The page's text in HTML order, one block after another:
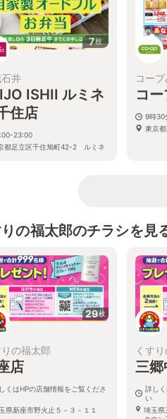
7枚
井
ISHII ルミネ
住店
23:00
都足立区千住旭町42-2 ルミネ
コー
コ
9時30
東京
りの福太郎のチラシを見
29枚
りの福太郎
店
くはHPの店舗情報をご覧くださ
県新座市野火止５－３－１１
くす
三
詳し
い
埼玉県